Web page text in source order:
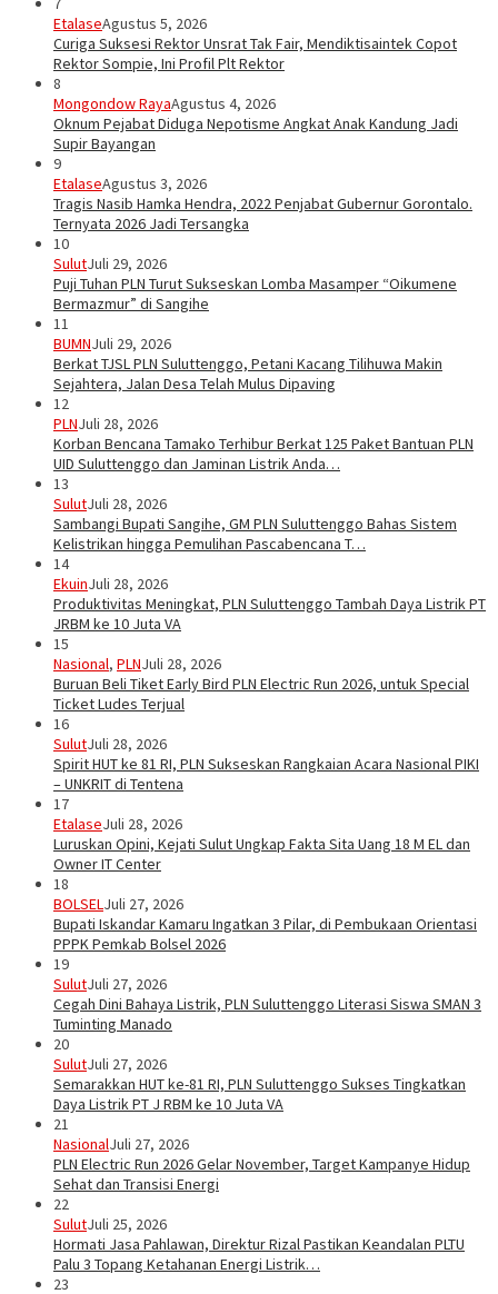
EtalaseAgustus 5, 2026
Curiga Suksesi Rektor Unsrat Tak Fair, Mendiktisaintek Copot
Rektor Sompie, Ini Profil Plt Rektor
8
Mongondow RayaAgustus 4, 2026
Oknum Pejabat Diduga Nepotisme Angkat Anak Kandung Jadi
Supir Bayangan
9
EtalaseAgustus 3, 2026
Tragis Nasib Hamka Hendra, 2022 Penjabat Gubernur Gorontalo.
Ternyata 2026 Jadi Tersangka
10
SulutJuli 29, 2026
Puji Tuhan PLN Turut Sukseskan Lomba Masamper “Oikumene
Bermazmur” di Sangihe
11
BUMNJuli 29, 2026
Berkat TJSL PLN Suluttenggo, Petani Kacang Tilihuwa Makin
Sejahtera, Jalan Desa Telah Mulus Dipaving
12
PLNJuli 28, 2026
Korban Bencana Tamako Terhibur Berkat 125 Paket Bantuan PLN
UID Suluttenggo dan Jaminan Listrik Anda…
13
SulutJuli 28, 2026
Sambangi Bupati Sangihe, GM PLN Suluttenggo Bahas Sistem
Kelistrikan hingga Pemulihan Pascabencana T…
14
EkuinJuli 28, 2026
Produktivitas Meningkat, PLN Suluttenggo Tambah Daya Listrik PT
JRBM ke 10 Juta VA
15
Nasional, PLNJuli 28, 2026
Buruan Beli Tiket Early Bird PLN Electric Run 2026, untuk Special
Ticket Ludes Terjual
16
SulutJuli 28, 2026
Spirit HUT ke 81 RI, PLN Sukseskan Rangkaian Acara Nasional PIKI
– UNKRIT di Tentena
17
EtalaseJuli 28, 2026
Luruskan Opini, Kejati Sulut Ungkap Fakta Sita Uang 18 M EL dan
Owner IT Center
18
BOLSELJuli 27, 2026
Bupati Iskandar Kamaru Ingatkan 3 Pilar, di Pembukaan Orientasi
PPPK Pemkab Bolsel 2026
19
SulutJuli 27, 2026
Cegah Dini Bahaya Listrik, PLN Suluttenggo Literasi Siswa SMAN 3
Tuminting Manado
20
SulutJuli 27, 2026
Semarakkan HUT ke-81 RI, PLN Suluttenggo Sukses Tingkatkan
Daya Listrik PT J RBM ke 10 Juta VA
21
NasionalJuli 27, 2026
PLN Electric Run 2026 Gelar November, Target Kampanye Hidup
Sehat dan Transisi Energi
22
SulutJuli 25, 2026
Hormati Jasa Pahlawan, Direktur Rizal Pastikan Keandalan PLTU
Palu 3 Topang Ketahanan Energi Listrik…
23